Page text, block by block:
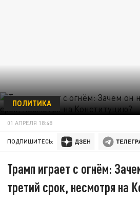
ПОЛИТИКА
01 АПРЕЛЯ 18:48
ПОДПИШИТЕСЬ:
Трамп играет с огнём:
третий срок, несмотря на